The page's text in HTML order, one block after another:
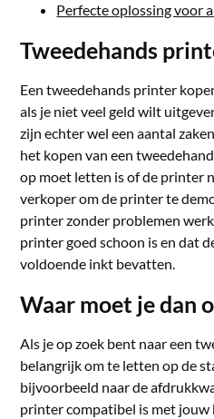
Perfecte oplossing voor
Tweedehands
Een tweedehands printer
als je niet veel geld wilt
zijn echter wel een aantal
het kopen van een
op moet letten is of de printer
verkoper om de printer te
printer zonder problemen
printer goed schoon is en dat
voldoende inkt bevatten.
Waar moet je dan
Als je op zoek bent naar een
belangrijk om te letten op de
bijvoorbeeld naar de
printer compatibel is met jouw